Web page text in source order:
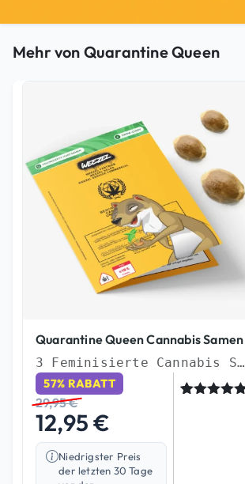
Mehr von Quarantine Queen
Quarantine Queen Cannabis Samen
3 Feminisierte Cannabis Samen
57% RABATT
29,95€
12,95€
Niedrigster Preis
der letzten 30 Tage